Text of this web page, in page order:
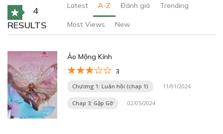
4
RESULTS
Latest A-Z Đánh giá Trending
Most Views New
Ảo Mộng Kính
3
Chương 1: Luân hồi (chap 1) 11/01/2024
Chap 3: Gặp Gỡ 02/05/2024